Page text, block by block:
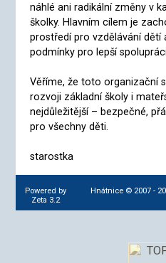
náhlé ani radikální změny v
školky. Hlavním cílem je
prostředí pro vzdělávání dětí
podmínky pro lepší
Věříme, že toto organizační
rozvoji základní školy i
nejdůležitější – bezpečné,
pro všechny děti.
starostka
Powered by
Zeta 3.2
Hnátnice © 2007 -